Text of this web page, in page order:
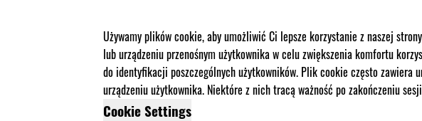
Używamy plików cookie, aby umożliwić Ci lepsze korzystanie z naszej
lub urządzeniu przenośnym użytkownika w celu zwiększenia komfortu
do identyfikacji poszczególnych użytkowników. Plik cookie często zawiera
urządzeniu użytkownika. Niektóre z nich tracą ważność po zakończeniu
Cookie Settings